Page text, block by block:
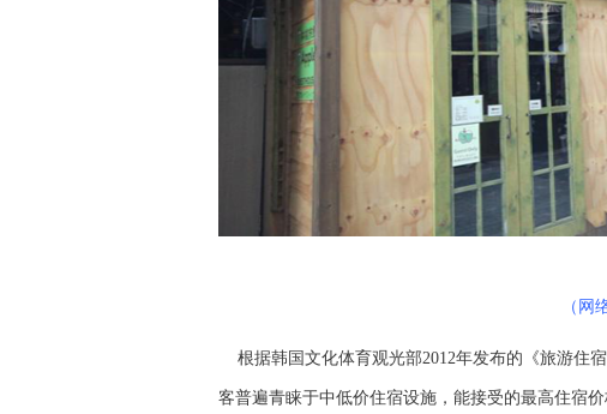
（网络
根据韩国文化体育观光部2012年发布的《旅游住
客普遍青睐于中低价住宿设施，能接受的最高住宿